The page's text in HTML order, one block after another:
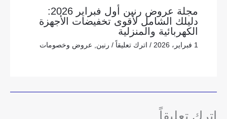
مجلة عروض رنين أول فبراير 2026:
دليلك الشامل لأقوى تخفيضات الأجهزة
الكهربائية والمنزلية
1 فبراير، 2026 / اترك تعليقاً / رنين عروض وخصومات
اترك تعليقاً